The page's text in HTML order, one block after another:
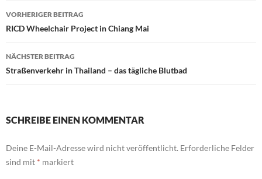
Beitragsnavigation
VORHERIGER BEITRAG
RICD Wheelchair Project in Chiang Mai
NÄCHSTER BEITRAG
Straßenverkehr in Thailand – das tägliche Blutbad
SCHREIBE EINEN KOMMENTAR
Deine E-Mail-Adresse wird nicht veröffentlicht. Erforderliche Felder
sind mit * markiert